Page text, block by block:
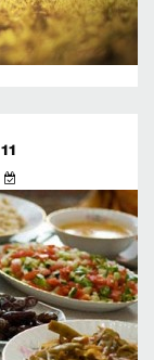
11 نصيحة لإختيار طعامك في رمضان